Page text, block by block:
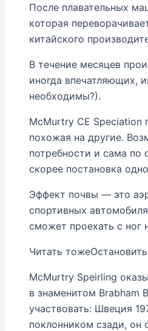
После плавательных
которая
китайского
В течение месяцев
иногда впечатляющих,
необходимы?).
McMurtry CE Speciation
похожая на другие.
потребности и сама по
скорее постановка
Эффект почвы — это
спортивных
сможет проехать с ног
Читать тоже
McMurtry Speirling
в знаменитом Brabham
участвовать: Швеция
поклонником сзади, он